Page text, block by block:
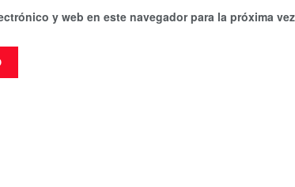
y web en este navegador para la próxima